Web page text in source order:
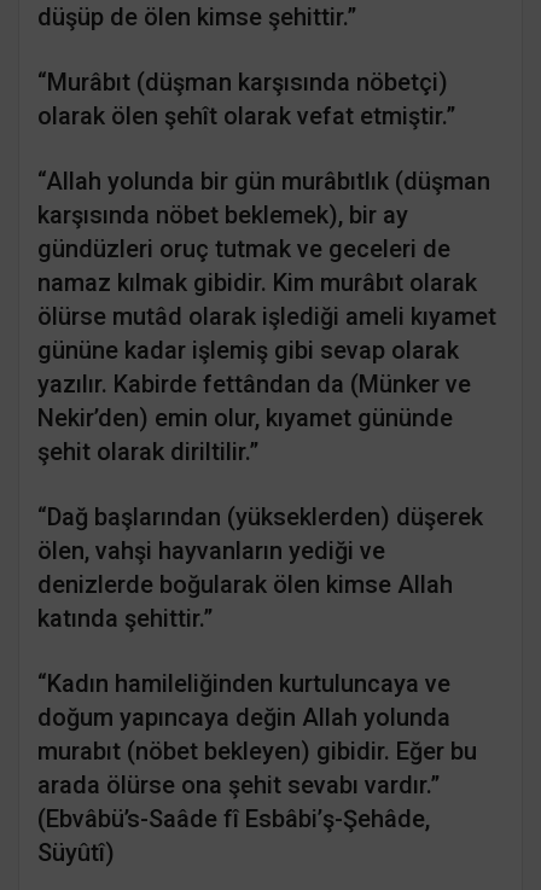
düşüp de ölen kimse şehittir.”
“Murâbıt (düşman karşısında nöbetçi)
olarak ölen şehît olarak vefat etmiştir.”
“Allah yolunda bir gün murâbıtlık (düşman
karşısında nöbet beklemek), bir ay
gündüzleri oruç tutmak ve geceleri de
namaz kılmak gibidir. Kim murâbıt olarak
ölürse mutâd olarak işlediği ameli kıyamet
gününe kadar işlemiş gibi sevap olarak
yazılır. Kabirde fettândan da (Münker ve
Nekir’den) emin olur, kıyamet gününde
şehit olarak diriltilir.”
“Dağ başlarından (yükseklerden) düşerek
ölen, vahşi hayvanların yediği ve
denizlerde boğularak ölen kimse Allah
katında şehittir.”
“Kadın hamileliğinden kurtuluncaya ve
doğum yapıncaya değin Allah yolunda
murabıt (nöbet bekleyen) gibidir. Eğer bu
arada ölürse ona şehit sevabı vardır.”
(Ebvâbü’s-Saâde fî Esbâbi’ş-Şehâde,
Süyûtî)